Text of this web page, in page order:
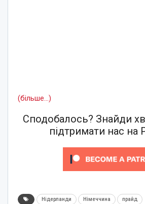
(більше…)
Сподобалось? Знайди
підтримати нас на
Нідерланди Німеччина прайд